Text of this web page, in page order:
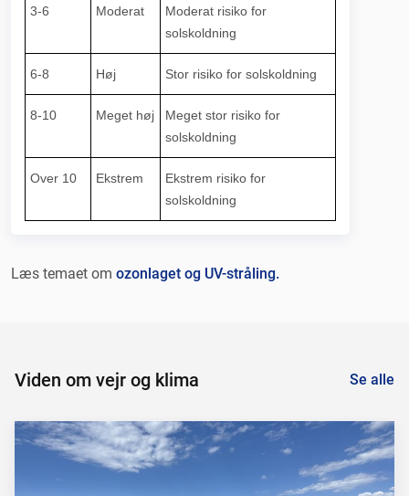
3-6 Moderat
Moderat risiko for
solskoldning
6-8 Høj Stor risiko for solskoldning
8-10 Meget høj
Meget stor risiko for
solskoldning
Over 10 Ekstrem
Ekstrem risiko for
solskoldning
Læs temaet om ozonlaget og UV-stråling.
Viden om vejr og klima Se alle